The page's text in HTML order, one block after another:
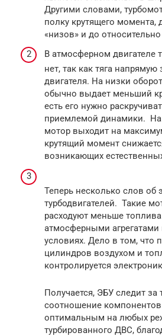
Другими словами,
полку крутящего момента,
«низов» и до
В атмосферном двигателе
нет, так как тяга
двигателя. На низки
обычно выдает меньший
есть его нужно
приемлемой динамики. На
мотор выходит на
крутящий момент
возникающих
Теперь несколько слов об
турбодвигателей. Такие
расходуют меньше
атмосферными
условиях. Дело в том, что
цилиндров воздухом и
контролируется
Получается, ЭБУ следит за
соотношение
оптимальным на любых
турбированного ДВС,